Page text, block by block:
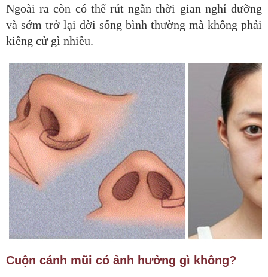
Ngoài ra còn có thể rút ngắn thời gian nghỉ dưỡng
và sớm trở lại đời sống bình thường mà không phải
kiêng cử gì nhiều.
Cuộn cánh mũi có ảnh hưởng gì không?